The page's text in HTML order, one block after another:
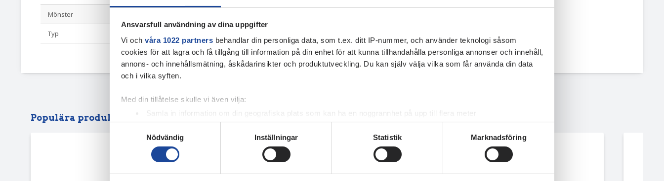
Ansvarsfull användning av dina uppgifter
Vi och våra 1022 partners behandlar din personliga data, som t.ex. ditt IP-nummer, och använder teknologi såsom
cookies för att lagra och få tillgång till information på din enhet för att kunna tillhandahålla personliga annonser och innehåll,
annons- och innehållsmätning, åskådarinsikter och produktutveckling. Du kan själv välja vilka som får använda din data
och i vilka syften.
Med din tillåtelse skulle vi även vilja:
Samla in information om din geografiska plats som kan ha en noggrannhet på upp till flera meter
Identifiera din enhet genom att aktivt skanna den för specifika kännetecken (fingeravtryck)
Ta reda på mer om hur dina personliga uppgifter behandlas och ställ in dina preferenser i
detaljsektionen. Du kan ändra
eller dra tillbaka ditt samtycke när som helst från cookie-förklaringen.
Vi använder enhetsidentifierare för att anpassa innehållet och annonserna till användarna, tillhandahålla funktioner för
Nödvändig
Inställningar Statistik Marknadsföring
Mönster
Typ
Populära produkter